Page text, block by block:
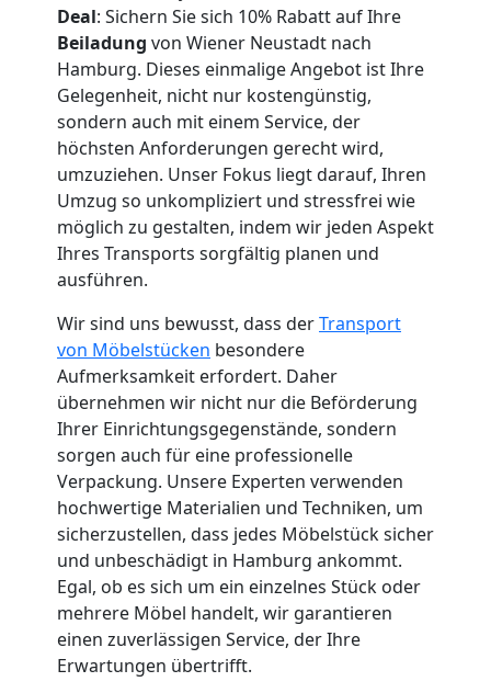
Deal: Sichern Sie sich 10% Rabatt auf Ihre
Beiladung von Wiener Neustadt nach
Hamburg. Dieses einmalige Angebot ist Ihre
Gelegenheit, nicht nur kostengünstig,
sondern auch mit einem Service, der
höchsten Anforderungen gerecht wird,
umzuziehen. Unser Fokus liegt darauf, Ihren
Umzug so unkompliziert und stressfrei wie
möglich zu gestalten, indem wir jeden Aspekt
Ihres Transports sorgfältig planen und
ausführen.
Wir sind uns bewusst, dass derTransport
von Möbelstücken besondere
Aufmerksamkeit erfordert. Daher
übernehmen wir nicht nur die Beförderung
Ihrer Einrichtungsgegenstände, sondern
sorgen auch für eine professionelle
Verpackung. Unsere Experten verwenden
hochwertige Materialien und Techniken, um
sicherzustellen, dass jedes Möbelstück sicher
und unbeschädigt in Hamburg ankommt.
Egal, ob es sich um ein einzelnes Stück oder
mehrere Möbel handelt, wir garantieren
einen zuverlässigen Service, der Ihre
Erwartungen übertrifft.
Wiener
Neustadt
Fernumzug
Wiener
Neustadt
Firmenumzug
Wiener
Neustadt
Büroumzug
Wiener
Neustadt